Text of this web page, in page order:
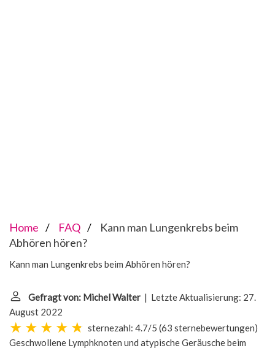
Home FAQ
Kann man Lungenkrebs beim
Abhören hören?
Kann man Lungenkrebs beim Abhören hören?
Gefragt von: Michel Walter | Letzte Aktualisierung: 27.
August 2022
sternezahl: 4.7/5 (63 sternebewertungen)
Geschwollene Lymphknoten und atypische Geräusche beim